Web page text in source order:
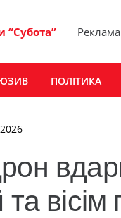
“Субота” Реклама
ПОЛІТИКА